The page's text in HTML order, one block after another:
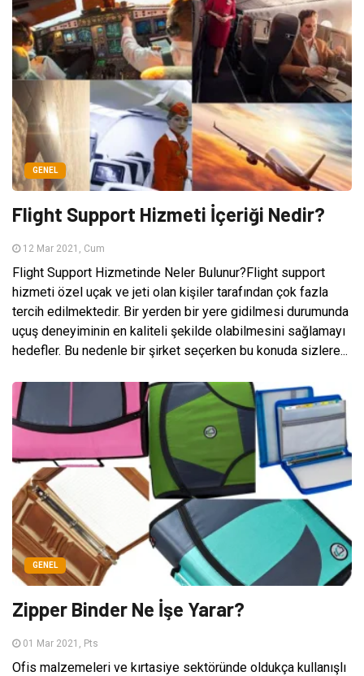
GENEL
Flight Support Hizmeti İçeriği Nedir?
12 Mar 2021, Cum
Flight Support Hizmetinde Neler Bulunur?Flight support
hizmeti özel uçak ve jeti olan kişiler tarafından çok fazla
tercih edilmektedir. Bir yerden bir yere gidilmesi durumunda
uçuş deneyiminin en kaliteli şekilde olabilmesini sağlamayı
hedefler. Bu nedenle bir şirket seçerken bu konuda sizlere...
GENEL
Zipper Binder Ne İşe Yarar?
01 Mar 2021, Pts
Ofis malzemeleri ve kırtasiye sektöründe oldukça kullanışlı